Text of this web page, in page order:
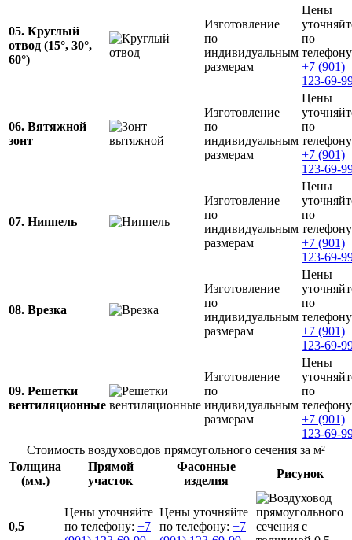
05. Круглый
отвод (15°, 30°,
60°)
Изготовление
по
индивидуальным
размерам
Цены
по
+7 (901)
123-69-
06. Вятяжной
зонт
Изготовление
по
индивидуальным
размерам
Цены
по
+7 (901)
123-69-
07. Ниппель
Изготовление
по
индивидуальным
размерам
Цены
по
+7 (901)
123-69-
08. Врезка
Изготовление
по
индивидуальным
размерам
Цены
по
+7 (901)
123-69-
09. Решетки
вентиляционные
Изготовление
по
индивидуальным
размерам
Цены
по
+7 (901)
123-69-
Стоимость воздуховодов прямоугольного сечения за м²
Толщина
(мм.)
Прямой
участок
Фасонные
изделия
Рисунок
0,5
Цены уточняйте
по телефону: +7
Цены уточняйте
по телефону: +7